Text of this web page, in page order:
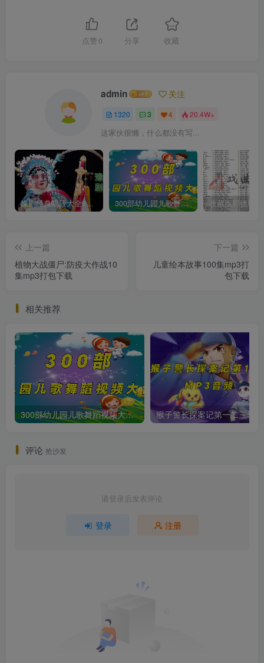
点赞 0 分享 收藏
admin 关注
1320 3 4 20.4W+
这家伙很懒，什么都没有写...
豫剧经典唱段大全850首mp3打包戏曲下载 300部幼儿园儿歌舞蹈视频大合集
上一篇
植物大战僵尸:防疫大作战10
集mp3打包下载
下一篇
儿童绘本故事100集mp3打
包下载
相关推荐
300部幼儿园儿歌舞蹈视频大合集
评论 抢沙发
请登录后发表评论
登录 注册